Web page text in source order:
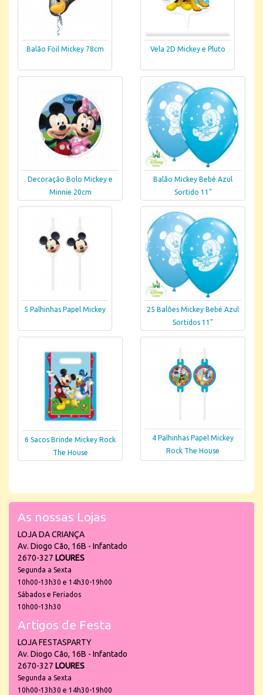
Balão Foil Mickey 78cm Vela 2D Mickey e Pluto
Decoração Bolo Mickey e
Minnie 20cm
Balão Mickey Bebé Azul
Sortido 11"
5 Palhinhas Papel Mickey
25 Balões Mickey Bebé Azul
Sortidos 11"
6 Sacos Brinde Mickey Rock
The House
4 Palhinhas Papel Mickey
Rock The House
As nossas Lojas
LOJA DA CRIANÇA
Av. Diogo Cão, 16B - Infantado
2670-327 LOURES
Segunda a Sexta
10h00-13h30 e 14h30-19h00
Sábados e Feriados
10h00-13h30
Artigos de Festa
LOJA FESTASPARTY
Av. Diogo Cão, 16B - Infantado
2670-327 LOURES
Segunda a Sexta
10h00-13h30 e 14h30-19h00